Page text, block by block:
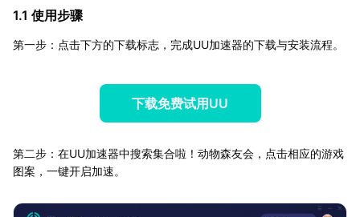
1.1 使用步骤
第一步：点击下方的下载标志，完成UU加速器的下载与安装流程。
下载免费试用UU
第二步：在UU加速器中搜索集合啦！动物森友会，点击相应的游戏
图案，一键开启加速。